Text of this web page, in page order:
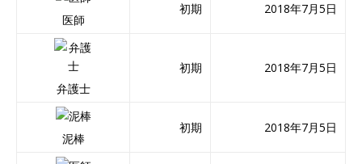
医師
初期 2018年7月5日
弁護士
初期 2018年7月5日
泥棒
初期 2018年7月5日